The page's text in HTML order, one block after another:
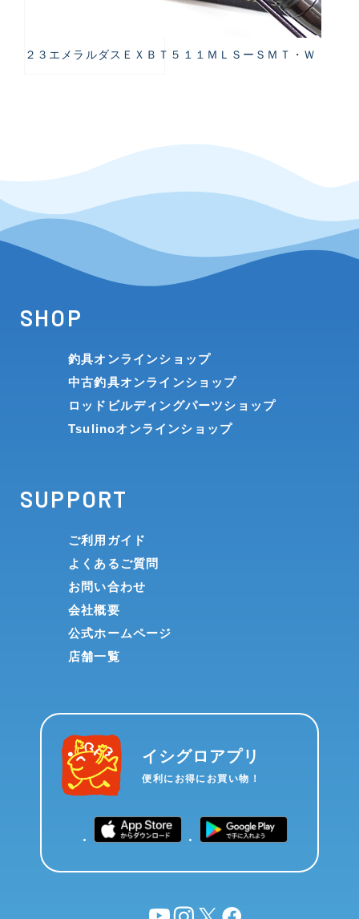
２３エメラルダスＥＸＢＴ５１１ＭＬＳーＳＭＴ・Ｗ
SHOP
釣具オンラインショップ
中古釣具オンラインショップ
ロッドビルディングパーツショップ
Tsulinoオンラインショップ
SUPPORT
ご利用ガイド
よくあるご質問
お問い合わせ
会社概要
公式ホームページ
店舗一覧
イシグロアプリ
便利にお得にお買い物！
YouTubeinstagram
X facebook